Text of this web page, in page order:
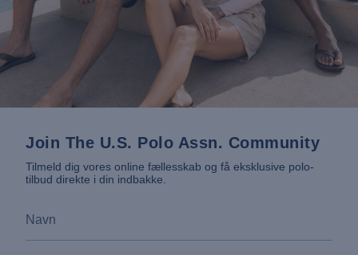
Join The U.S. Polo Assn. Community
Tilmeld dig vores online fællesskab og få eksklusive polo-
tilbud direkte i din indbakke.